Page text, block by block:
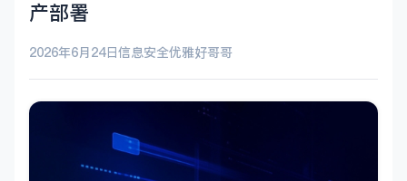
产部署
2026年6月24日信息安全优雅好哥哥